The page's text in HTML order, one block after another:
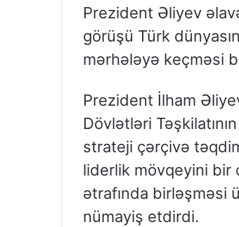
Prezident Əliyev
görüşü Türk
mərhələyə keçməsi
Prezident İlham
Dövlətləri
strateji çərçivə
liderlik mövqeyini bir
ətrafında birləşməsi
nümayiş etdirdi.